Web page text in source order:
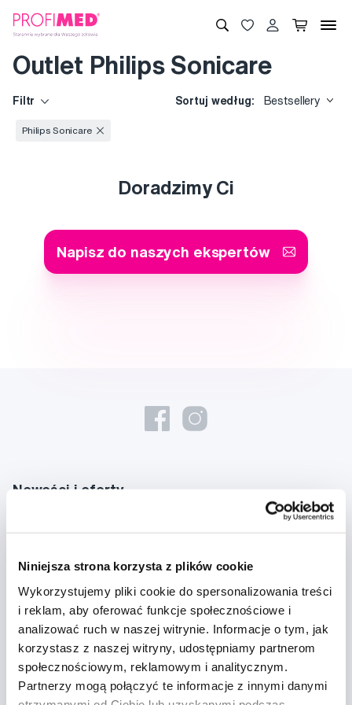
Niniejsza strona korzysta z plików cookie
Wykorzystujemy pliki cookie do spersonalizowania treści
i reklam, aby oferować funkcje społecznościowe i
analizować ruch w naszej witrynie. Informacje o tym, jak
korzystasz z naszej witryny, udostępniamy partnerom
społecznościowym, reklamowym i analitycznym.
Partnerzy mogą połączyć te informacje z innymi danymi
Outlet Philips Sonicare
Filtr Sortuj według: Bestsellery
Philips Sonicare
Doradzimy Ci
Napisz do naszych ekspertów
Nowości i oferty
Chcę otrzymywać informacje o nowościach i ofertach specjalnych i
wyrażam zgodę na
przetwarzanie danych osobowych